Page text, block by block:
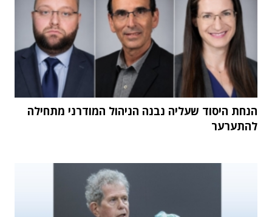
הנחת היסוד שעליה נבנה הניהול המודרני מתחילה
להתערער